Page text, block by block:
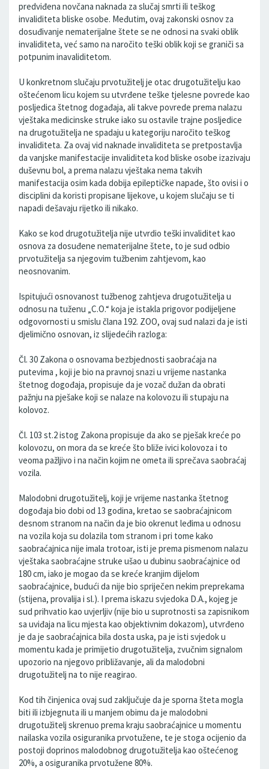
predviđena novčana naknada za slučaj smrti ili teškog
invaliditeta bliske osobe. Međutim, ovaj zakonski osnov za
dosuđivanje nematerijalne štete se ne odnosi na svaki oblik
invaliditeta, već samo na naročito teški oblik koji se graniči sa
potpunim inavaliditetom.
U konkretnom slučaju prvotužitelj je otac drugotužitelju kao
oštećenom licu kojem su utvrđene teške tjelesne povrede kao
posljedica štetnog događaja, ali takve povrede prema nalazu
vještaka medicinske struke iako su ostavile trajne posljedice
na drugotužitelja ne spadaju u kategoriju naročito teškog
invaliditeta. Za ovaj vid naknade invaliditeta se pretpostavlja
da vanjske manifestacije invaliditeta kod bliske osobe izazivaju
duševnu bol, a prema nalazu vještaka nema takvih
manifestacija osim kada dobija epileptičke napade, što ovisi i o
disciplini da koristi propisane lijekove, u kojem slučaju se ti
napadi dešavaju rijetko ili nikako.
Kako se kod drugotužitelja nije utvrdio teški invaliditet kao
osnova za dosuđene nematerijalne štete, to je sud odbio
prvotužitelja sa njegovim tužbenim zahtjevom, kao
neosnovanim.
Ispitujući osnovanost tužbenog zahtjeva drugotužitelja u
odnosu na tuženu „C.O.“ koja je istakla prigovor podijeljene
odgovornosti u smislu člana 192. ZOO, ovaj sud nalazi da je isti
djelimično osnovan, iz slijedećih razloga:
Čl. 30 Zakona o osnovama bezbjednosti saobraćaja na
putevima , koji je bio na pravnoj snazi u vrijeme nastanka
štetnog dogođaja, propisuje da je vozač dužan da obrati
pažnju na pješake koji se nalaze na kolovozu ili stupaju na
kolovoz.
Čl. 103 st.2 istog Zakona propisuje da ako se pješak kreće po
kolovozu, on mora da se kreće što bliže ivici kolovoza i to
veoma pažljivo i na način kojim ne ometa ili sprečava saobraćaj
vozila.
Malodobni drugotužitelj, koji je vrijeme nastanka štetnog
dogođaja bio dobi od 13 godina, kretao se saobraćajnicom
desnom stranom na način da je bio okrenut leđima u odnosu
na vozila koja su dolazila tom stranom i pri tome kako
saobraćajnica nije imala trotoar, isti je prema pismenom nalazu
vještaka saobraćajne struke ušao u dubinu saobraćajnice od
180 cm, iako je mogao da se kreće kranjim dijelom
saobraćajnice, budući da nije bio spriječen nekim preprekama
(stijena, provalija i sl.). I prema iskazu svjedoka D.A., kojeg je
sud prihvatio kao uvjerljiv (nije bio u suprotnosti sa zapisnikom
sa uviđaja na licu mjesta kao objektivnim dokazom), utvrđeno
je da je saobraćajnica bila dosta uska, pa je isti svjedok u
momentu kada je primijetio drugotužitelja, zvučnim signalom
upozorio na njegovo približavanje, ali da malodobni
drugotužitelj na to nije reagirao.
Kod tih činjenica ovaj sud zaključuje da je sporna šteta mogla
biti ili izbjegnuta ili u manjem obimu da je malodobni
drugotužitelj skrenuo prema kraju saobraćajnice u momentu
nailaska vozila osiguranika prvotužene, te je stoga ocijenio da
postoji doprinos malodobnog drugotužitelja kao oštećenog
20%, a osiguranika prvotužene 80%.